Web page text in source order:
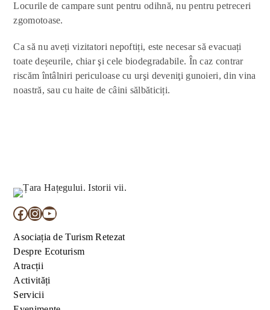
Locurile de campare sunt pentru odihnă, nu pentru petreceri
zgomotoase.
Ca să nu aveți vizitatori nepoftiți, este necesar să evacuați
toate deșeurile, chiar şi cele biodegradabile. În caz contrar
riscăm întâlniri periculoase cu urşi deveniţi gunoieri, din vina
noastră, sau cu haite de câini sălbăticiți.
Facebook Instagram YouTube
Asociația de Turism Retezat
Despre Ecoturism
Atracții
Activități
Servicii